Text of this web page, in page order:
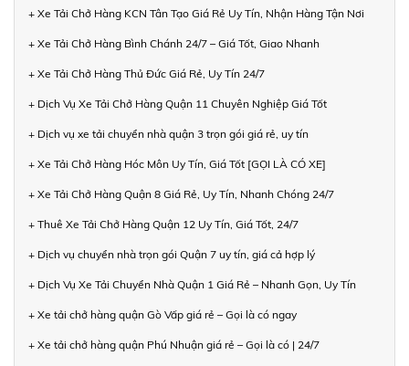
+ Xe Tải Chở Hàng KCN Tân Tạo Giá Rẻ Uy Tín, Nhận Hàng Tận Nơi
+ Xe Tải Chở Hàng Bình Chánh 24/7 – Giá Tốt, Giao Nhanh
+ Xe Tải Chở Hàng Thủ Đức Giá Rẻ, Uy Tín 24/7
+ Dịch Vụ Xe Tải Chở Hàng Quận 11 Chuyên Nghiệp Giá Tốt
+ Dịch vụ xe tải chuyển nhà quận 3 trọn gói giá rẻ, uy tín
+ Xe Tải Chở Hàng Hóc Môn Uy Tín, Giá Tốt [GỌI LÀ CÓ XE]
+ Xe Tải Chở Hàng Quận 8 Giá Rẻ, Uy Tín, Nhanh Chóng 24/7
+ Thuê Xe Tải Chở Hàng Quận 12 Uy Tín, Giá Tốt, 24/7
+ Dịch vụ chuyển nhà trọn gói Quận 7 uy tín, giá cả hợp lý
+ Dịch Vụ Xe Tải Chuyển Nhà Quận 1 Giá Rẻ – Nhanh Gọn, Uy Tín
+ Xe tải chở hàng quận Gò Vấp giá rẻ – Gọi là có ngay
+ Xe tải chở hàng quận Phú Nhuận giá rẻ – Gọi là có | 24/7